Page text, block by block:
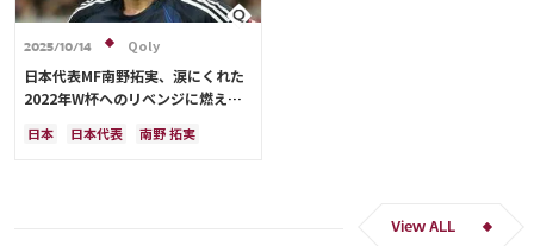
2025/10/14 Qoly
日本代表MF南野拓実、涙にくれた
2022年W杯へのリベンジに燃える
ー人生をかけた戦い」
日本 日本代表
南野 拓実
View ALL